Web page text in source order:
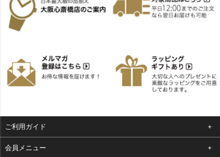
ご利用ガイド
よくある質問
会員メニュー